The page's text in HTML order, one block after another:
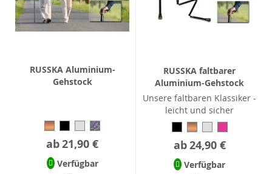
RUSSKA Aluminium-
Gehstock
ab21,90 €
Verfügbar
RUSSKA faltbarer
Aluminium-Gehstock
Unsere faltbaren Klassiker -
leicht und sicher
ab24,90 €
Verfügbar